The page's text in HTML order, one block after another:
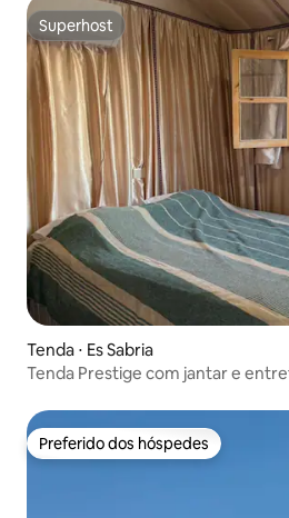
Superhost
Superhost
Tenda ⋅ Es Sabria
Tenda Prestige com jantar e
Preferido dos hóspedes
Preferido dos hóspedes